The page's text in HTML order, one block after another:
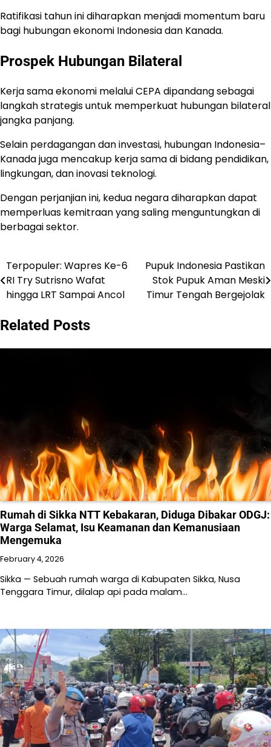
Ratifikasi tahun ini diharapkan menjadi momentum baru
bagi hubungan ekonomi Indonesia dan Kanada.
Prospek Hubungan Bilateral
Kerja sama ekonomi melalui CEPA dipandang sebagai
langkah strategis untuk memperkuat hubungan bilateral
jangka panjang.
Selain perdagangan dan investasi, hubungan Indonesia–
Kanada juga mencakup kerja sama di bidang pendidikan,
lingkungan, dan inovasi teknologi.
Dengan perjanjian ini, kedua negara diharapkan dapat
memperluas kemitraan yang saling menguntungkan di
berbagai sektor.
Post
navigation
Terpopuler: Wapres Ke-6
RI Try Sutrisno Wafat
hingga LRT Sampai Ancol
Pupuk Indonesia Pastikan
Stok Pupuk Aman Meski
Timur Tengah Bergejolak
Related Posts
Rumah di Sikka NTT Kebakaran, Diduga Dibakar ODGJ:
Warga Selamat, Isu Keamanan dan Kemanusiaan
Mengemuka
February 4, 2026
Sikka — Sebuah rumah warga di Kabupaten Sikka, Nusa
Tenggara Timur, dilalap api pada malam…